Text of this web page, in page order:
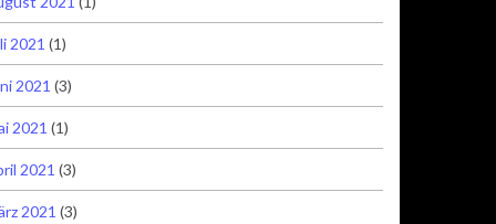
2021 (1)
2021 (3)
2021 (1)
2021 (3)
2021 (3)